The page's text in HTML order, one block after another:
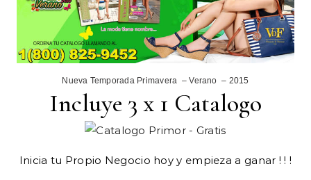
Nueva Temporada Primavera – Verano – 2015
Incluye 3 x 1 Catalogo
Inicia tu Propio Negocio hoy y empieza a ganar ! ! !